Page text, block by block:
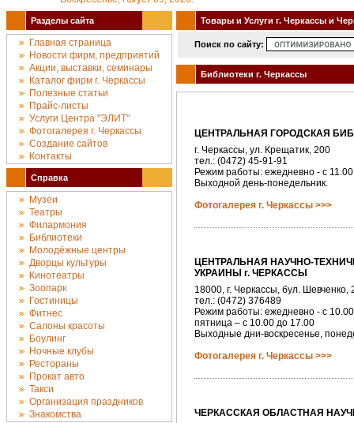
Разделы сайта
Главная страница
Новости фирм, предприятий
Акции, выставки, семинары
Каталог фирм г. Черкассы
Полезные статьи
Прайс-листы
Услуги Центра "ЭЛИТ"
Фотогалерея г. Черкассы
Создание сайтов
Контакты
Справка
Музеи
Театры
Филармония
Библиотеки
Молодёжные центры
Дворцы культуры
Кинотеатры
Зоопарк
Гостиницы
Фитнес
Салоны красоты
Боулинг
Ночные клубы
Рестораны
Прокат авто
Такси
Организация праздников
Знакомства
Товары и Услуги г. Черкассы и
Поиск по сайту:
Библиотеки г. Черкассы
ЦЕНТРАЛЬНАЯ ГОРОДСКАЯ
г. Черкассы, ул. Крещатик, 200
тел.: (0472) 45-91-91
Режим работы: ежедневно - с
Выходной день-понедельник.
Фотогалерея г. Черкассы >>>
ЦЕНТРАЛЬНАЯ НАУЧНО-
УКРАИНЫ г. ЧЕРКАССЫ
18000, г. Черкассы, бул. Шевченко,
тел.: (0472) 376489
Режим работы: ежедневно - с
пятница – с 10.00 до 17.00
Выходные дни-воскресенье,
Фотогалерея г. Черкассы >>>
ЧЕРКАССКАЯ ОБЛАСТНАЯ